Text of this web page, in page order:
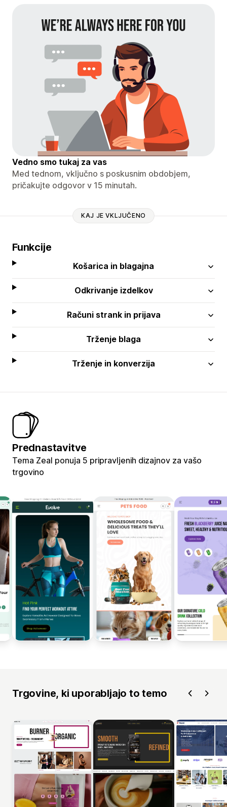
Vedno smo tukaj za vas
Med tednom, vključno s poskusnim obdobjem,
pričakujte odgovor v 15 minutah.
KAJ JE VKLJUČENO
Funkcije
Košarica in blagajna
Odkrivanje izdelkov
Računi strank in prijava
Trženje blaga
Trženje in konverzija
Prednastavitve
Tema Zeal ponuja 5 pripravljenih dizajnov za vašo
trgovino
Trgovine, ki uporabljajo to temo